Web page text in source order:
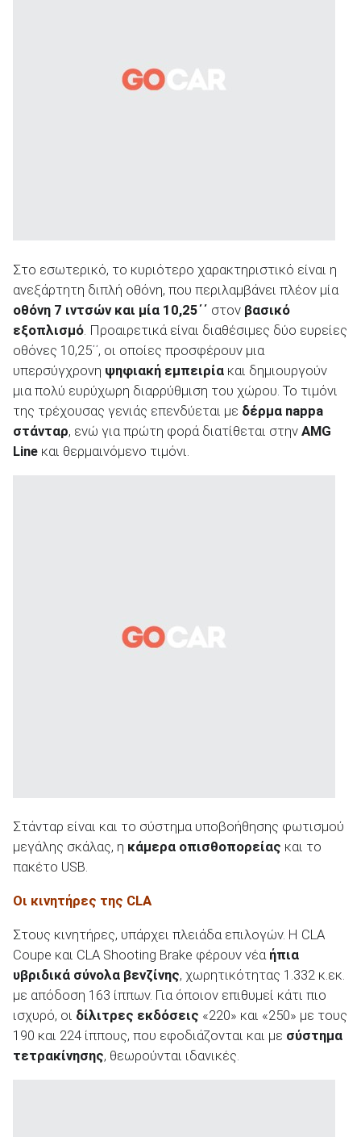
Στο εσωτερικό, το κυριότερο χαρακτηριστικό είναι η
ανεξάρτητη διπλή οθόνη, που περιλαμβάνει πλέον μία
οθόνη 7 ιντσών και μία 10,25΄΄ στον βασικό
εξοπλισμό . Προαιρετικά είναι διαθέσιμες δύο ευρείες
οθόνες 10,25΄΄, οι οποίες προσφέρουν μια
υπερσύγχρονη ψηφιακή εμπειρία και δημιουργούν
μια πολύ ευρύχωρη διαρρύθμιση του χώρου. Το τιμόνι
της τρέχουσας γενιάς επενδύεται με δέρμα nappa
στάνταρ, ενώ για πρώτη φορά διατίθεται στην AMG
Line και θερμαινόμενο τιμόνι.
Στάνταρ είναι και το σύστημα υποβοήθησης φωτισμού
μεγάλης σκάλας, η κάμερα οπισθοπορείας και το
πακέτο USB.
Οι κινητήρες της CLA
Στους κινητήρες, υπάρχει πλειάδα επιλογών. Η CLA
Coupe και CLA Shooting Brake φέρουν νέα ήπια
υβριδικά σύνολα βενζίνης, χωρητικότητας 1.332 κ.εκ.
με απόδοση 163 ίππων. Για όποιον επιθυμεί κάτι πιο
ισχυρό, οι δίλιτρες εκδόσεις «220» και «250» με τους
190 και 224 ίππους, που εφοδιάζονται και με σύστημα
τετρακίνησης, θεωρούνται ιδανικές.